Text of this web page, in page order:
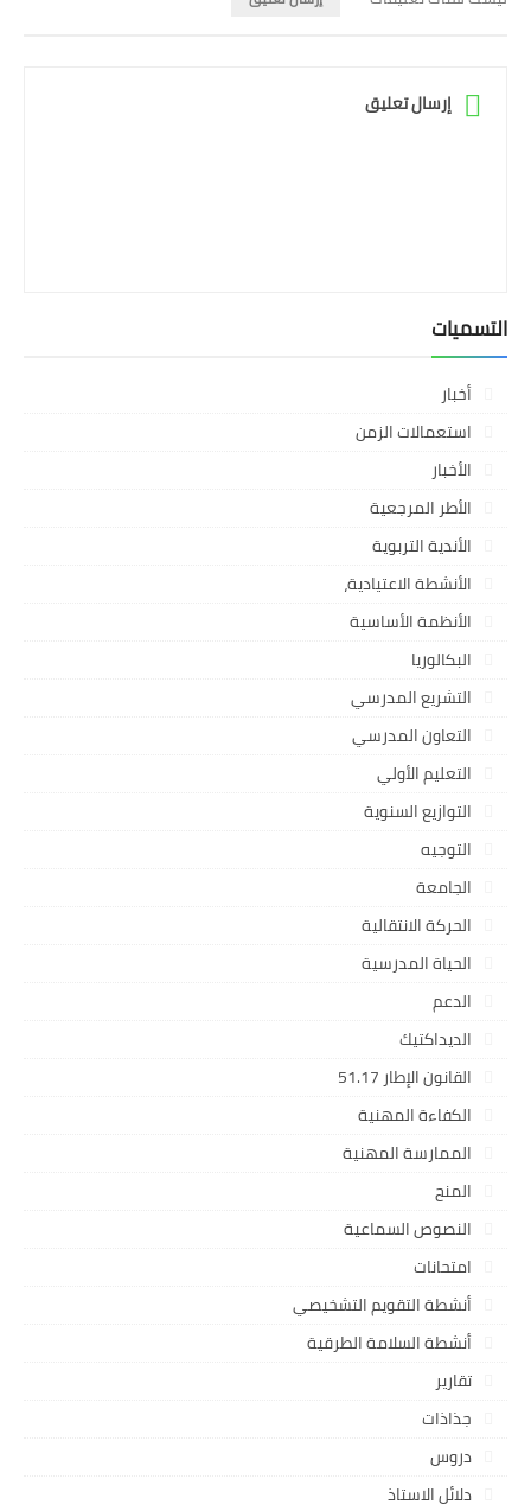
إرسال تعليق
التسميات
أخبار
استعمالات الزمن
الأخبار
الأطر المرجعية
الأندية التربوية
الأنشطة الاعتيادية،
الأنظمة الأساسية
البكالوريا
التشريع المدرسي
التعاون المدرسي
التعليم الأولي
التوازيع السنوية
التوجيه
الجامعة
الحركة الانتقالية
الحياة المدرسية
الدعم
الديداكتيك
القانون الإطار 51.17
الكفاءة المهنية
الممارسة المهنية
المنح
النصوص السماعية
امتحانات
أنشطة التقويم التشخيصي
أنشطة السلامة الطرقية
تقارير
جذاذات
دروس
دلائل الاستاذ